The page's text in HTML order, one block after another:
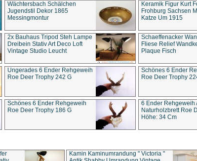
Wächtersbach Schälchen
Jugendstil Dekor 1865
Messingmontur
Keramik Figur Kurt
Frohburg Sachsen
Katze Um 1915
2x Bauhaus Tripod Steh Lampe
Dreibein Stativ Art Deco Loft
Vintage Studio Leucht
Schaeffenacker
Fliese Relief
Plaque Fisch
Ungerades 6 Ender Rehgeweih
Roe Deer Trophy 242 G
Schönes 6 Ender
Roe Deer Trophy
Schönes 6 Ender Rehgeweih
Roe Deer Trophy 186 G
6 Ender Rehgeweih
Naturholzbrett Roe
Höhe: 34 Cm
Kamin Kaminumrandung " Victoria "